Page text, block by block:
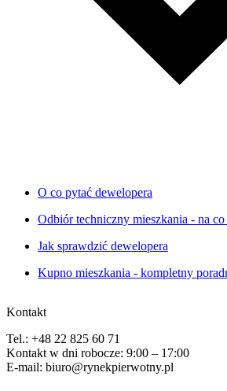
O co pytać dewelopera
Odbiór techniczny mieszkania - na
Jak sprawdzić dewelopera
Kupno mieszkania - kompletny
Kontakt
Tel.: +48 22 825 60 71
Kontakt w dni robocze: 9:00 – 17:00
E-mail: biuro@rynekpierwotny.pl